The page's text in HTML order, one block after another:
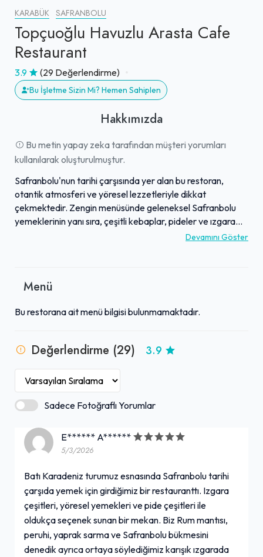
KARABÜK SAFRANBOLU
Topçuoğlu Havuzlu Arasta Cafe
Restaurant
3.9 (29 Değerlendirme)
Bu İşletme Sizin Mi? Hemen Sahiplen
Hakkımızda
Bu metin yapay zeka tarafından müşteri yorumları
kullanılarak oluşturulmuştur.
Safranbolu'nun tarihi çarşısında yer alan bu restoran,
otantik atmosferi ve yöresel lezzetleriyle dikkat
çekmektedir. Zengin menüsünde geleneksel Safranbolu
yemeklerinin yanı sıra, çeşitli kebaplar, pideler ve ızgara
seçenekleri bulunmaktadır. Özellikle Rum mantısı, peruhi,
bir ortam sunan işletme, yemek sonrası ikram edilen çay ile
ortamıyla öne çıkan restoran, Safranbolu ziyaretinize
Devamını Göster
Menü
Bu restorana ait menü bilgisi bulunmamaktadır.
Değerlendirme (29) 3.9
Sadece Fotoğraflı Yorumlar
E****** A******
5/3/2026
Batı Karadeniz turumuz esnasında Safranbolu tarihi
çarşıda yemek için girdiğimiz bir restauranttı. Izgara
çeşitleri, yöresel yemekleri ve pide çeşitleri ile
oldukça seçenek sunan bir mekan. Biz Rum mantısı,
peruhi, yaprak sarma ve Safranbolu bükmesini
denedik ayrıca ortaya söylediğimiz karışık ızgarada